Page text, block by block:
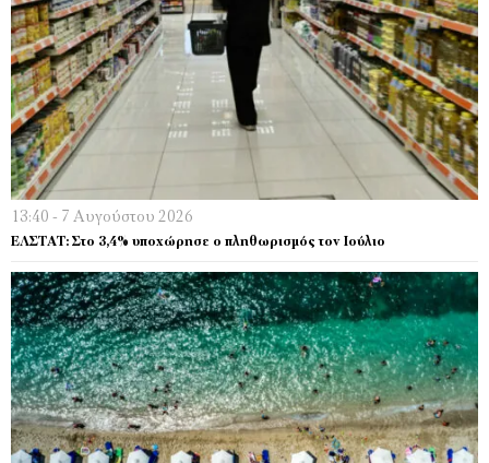
13:40 - 7 Αυγούστου 2026
EΛΣΤΑΤ: Στο 3,4% υποχώρησε ο πληθωρισμός τον Ιούλιο